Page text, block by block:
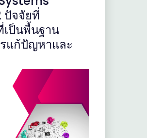
ปัจจัยที่
ป็นพื้นฐาน
แก้ปัญหาและ